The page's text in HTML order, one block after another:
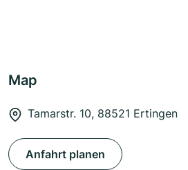
Map
Tamarstr. 10, 88521 Ertingen
Anfahrt planen